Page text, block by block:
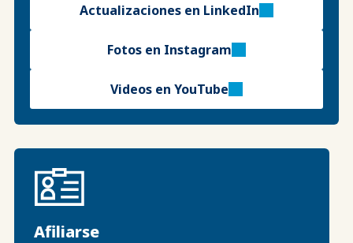
Actualizaciones en LinkedIn
Fotos en Instagram
Videos en YouTube
Afiliarse